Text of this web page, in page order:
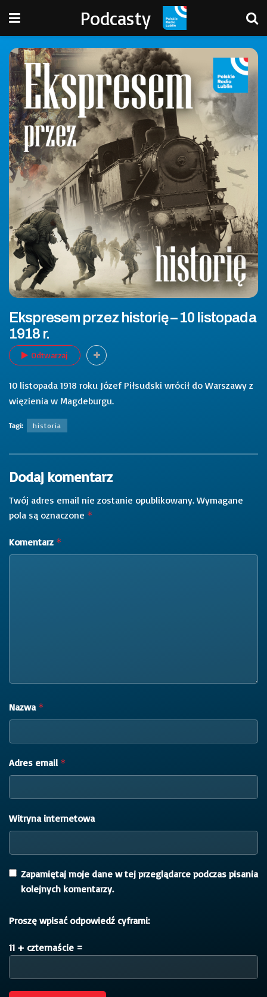
Podcasty
Ekspresem przez historię – 10 listopada
1918 r.
Odtwarzaj
10 listopada 1918 roku Józef Piłsudski wrócił do Warszawy z
więzienia w Magdeburgu.
Tagi: historia
Dodaj komentarz
Twój adres email nie zostanie opublikowany. Wymagane
pola są oznaczone *
Komentarz *
Nazwa *
Adres email *
Witryna internetowa
Zapamiętaj moje dane w tej przeglądarce podczas pisania
kolejnych komentarzy.
Proszę wpisać odpowiedź cyframi:
11 + czternaście =